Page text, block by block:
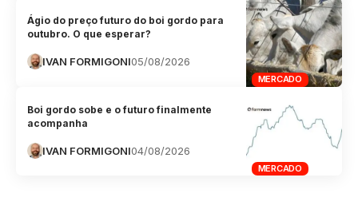
MERCADO
Ágio do preço futuro do boi gordo para
outubro. O que esperar?
IVAN FORMIGONI05/08/2026
MERCADO
Boi gordo sobe e o futuro finalmente
acompanha
IVAN FORMIGONI04/08/2026